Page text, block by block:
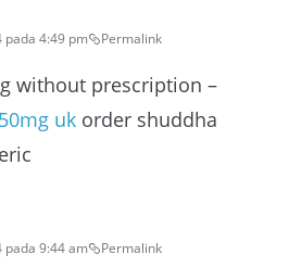
pada 4:49 pm Permalink
without prescription –
uk order shuddha
pada 9:44 am Permalink